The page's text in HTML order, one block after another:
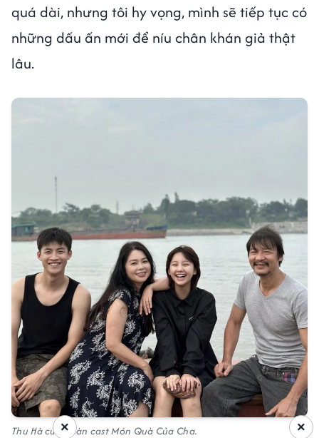
quá dài, nhưng tôi hy vọng, mình sẽ tiếp tục có
những dấu ấn mới để níu chân khán giả thật
lâu.
Thu Hà cùng dàn cast Món Quà Của Cha. ×
×